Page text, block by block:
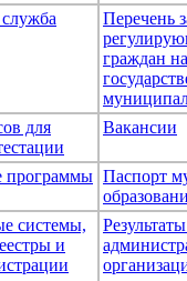
Перечень
граждан на
для
Вакансии
программы Паспорт
системы,
и